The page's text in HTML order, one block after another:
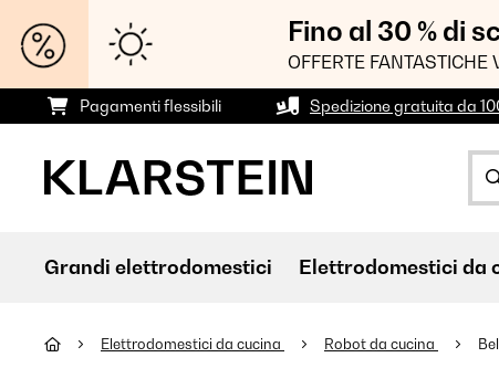
Fino al 30 % di
OFFERTE FANTASTICHE
Pagamenti flessibili Spedizione gratuita da
Grandi elettrodomestici Elettrodomestici da
Elettrodomestici da cucina Robot da cucina